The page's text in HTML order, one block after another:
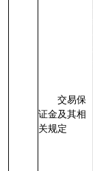
交易保
证金及其相
关规定